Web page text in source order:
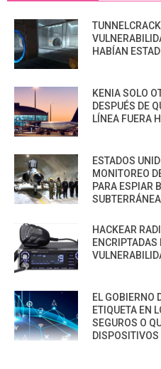
HABÍAN
KENIA SOLO
DESPUÉS DE
LÍNEA FUERA
ESTADOS
MONITOREO
PARA ESPIAR
HACKEAR
EL GOBIERNO
ETIQUETA EN
SEGUROS O